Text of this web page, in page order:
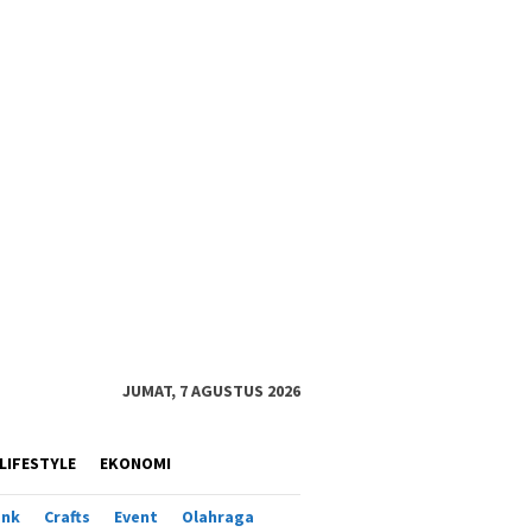
JUMAT, 7 AGUSTUS 2026
LIFESTYLE EKONOMI
Crafts Event Olahraga